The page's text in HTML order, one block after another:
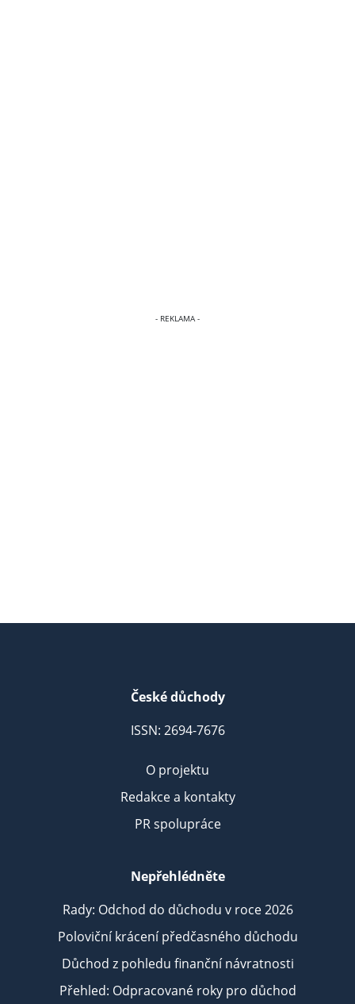
České důchody
ISSN: 2694-7676
O projektu
Redakce a kontakty
PR spolupráce
Nepřehlédněte
Rady: Odchod do důchodu v roce 2026
Poloviční krácení předčasného důchodu
Důchod z pohledu finanční návratnosti
Přehled: Odpracované roky pro důchod